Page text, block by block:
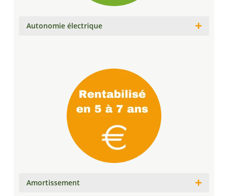
Autonomie électrique
Amortissement